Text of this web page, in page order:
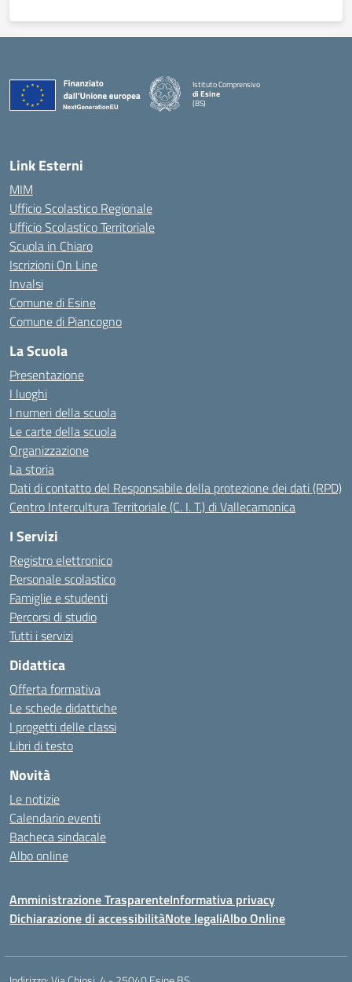
Istituto Comprensivo
di Esine
(BS)
Link Esterni
MIM
Ufficio Scolastico Regionale
Ufficio Scolastico Territoriale
Scuola in Chiaro
Iscrizioni On Line
Invalsi
Comune di Esine
Comune di Piancogno
La Scuola
Presentazione
I luoghi
I numeri della scuola
Le carte della scuola
Organizzazione
La storia
Dati di contatto del Responsabile della protezione dei dati (RPD)
Centro Intercultura Territoriale (C. I. T.) di Vallecamonica
I Servizi
Registro elettronico
Personale scolastico
Famiglie e studenti
Percorsi di studio
Tutti i servizi
Didattica
Offerta formativa
Le schede didattiche
I progetti delle classi
Libri di testo
Novità
Le notizie
Calendario eventi
Bacheca sindacale
Albo online
Amministrazione TrasparenteInformativa privacy
Dichiarazione di accessibilitàNote legaliAlbo Online